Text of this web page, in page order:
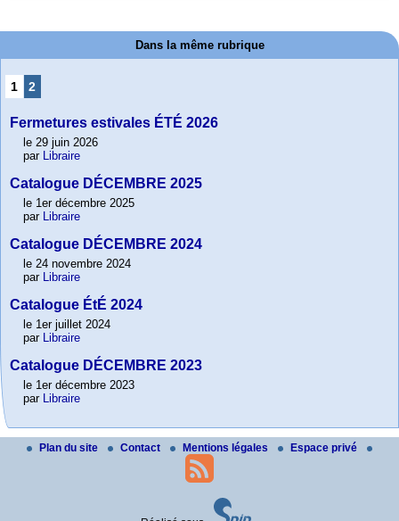
Dans la même rubrique
1 2
Fermetures estivales ÉTÉ 2026
le 29 juin 2026
par Libraire
Catalogue DÉCEMBRE 2025
le 1er décembre 2025
par Libraire
Catalogue DÉCEMBRE 2024
le 24 novembre 2024
par Libraire
Catalogue ÉtÉ 2024
le 1er juillet 2024
par Libraire
Catalogue DÉCEMBRE 2023
le 1er décembre 2023
par Libraire
Plan du site Contact Mentions légales Espace privé